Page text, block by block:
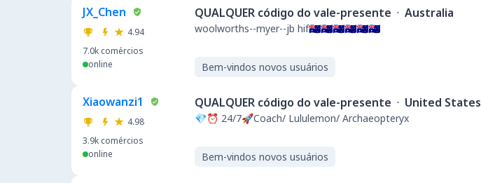
JX_Chen
4.94
7.0k comércios
online
QUALQUER código do vale-presente · Australia
woolworths--myer--jb hif🇦🇺🇦🇺🇦🇺🇦🇺🇦🇺🇦🇺
Bem-vindos novos usuários
Xiaowanzi1
4.98
3.9k comércios
online
QUALQUER código do vale-presente · United States
💎⏰ 24/7🚀Coach/ Lululemon/ Archaeopteryx
Bem-vindos novos usuários